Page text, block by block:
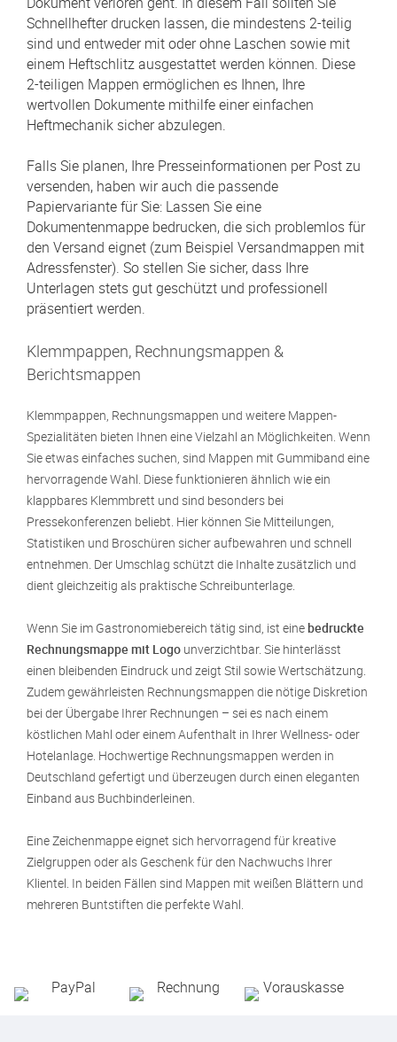
Schnellhefter drucken lassen, die mindestens 2-teilig
sind und entweder mit oder ohne Laschen sowie mit
einem Heftschlitz ausgestattet werden können. Diese
2-teiligen Mappen ermöglichen es Ihnen, Ihre
wertvollen Dokumente mithilfe einer einfachen
Heftmechanik sicher abzulegen.
Falls Sie planen, Ihre Presseinformationen per Post zu
versenden, haben wir auch die passende
Papiervariante für Sie: Lassen Sie eine
Dokumentenmappe bedrucken, die sich problemlos für
den Versand eignet (zum Beispiel Versandmappen mit
Adressfenster). So stellen Sie sicher, dass Ihre
Unterlagen stets gut geschützt und professionell
präsentiert werden.
Klemmpappen, Rechnungsmappen &
Berichtsmappen
Klemmpappen, Rechnungsmappen und weitere Mappen-
Spezialitäten bieten Ihnen eine Vielzahl an Möglichkeiten. Wenn
Sie etwas einfaches suchen, sind Mappen mit Gummiband eine
hervorragende Wahl. Diese funktionieren ähnlich wie ein
klappbares Klemmbrett und sind besonders bei
Pressekonferenzen beliebt. Hier können Sie Mitteilungen,
Statistiken und Broschüren sicher aufbewahren und schnell
entnehmen. Der Umschlag schützt die Inhalte zusätzlich und
dient gleichzeitig als praktische Schreibunterlage.
Wenn Sie im Gastronomiebereich tätig sind, ist einebedruckte
Rechnungsmappe mit Logo unverzichtbar. Sie hinterlässt
einen bleibenden Eindruck und zeigt Stil sowie Wertschätzung.
Zudem gewährleisten Rechnungsmappen die nötige Diskretion
bei der Übergabe Ihrer Rechnungen – sei es nach einem
köstlichen Mahl oder einem Aufenthalt in Ihrer Wellness- oder
Hotelanlage. Hochwertige Rechnungsmappen werden in
Deutschland gefertigt und überzeugen durch einen eleganten
Einband aus Buchbinderleinen.
Eine Zeichenmappe eignet sich hervorragend für kreative
Zielgruppen oder als Geschenk für den Nachwuchs Ihrer
Klientel. In beiden Fällen sind Mappen mit weißen Blättern und
mehreren Buntstiften die perfekte Wahl.